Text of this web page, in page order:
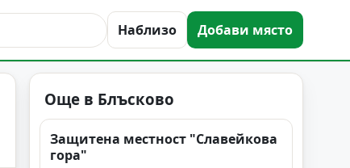
Наблизо Добави място
Още в Блъсково
Защитена местност "Славейкова
гора"